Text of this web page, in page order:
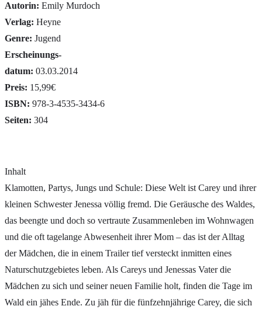
Autorin: Emily Murdoch
Verlag: Heyne
Genre: Jugend
Erscheinungs-
datum: 03.03.2014
Preis: 15,99€
ISBN: 978-3-4535-3434-6
Seiten: 304
Inhalt
Klamotten, Partys, Jungs und Schule: Diese Welt ist Carey und ihrer
kleinen Schwester Jenessa völlig fremd. Die Geräusche des Waldes,
das beengte und doch so vertraute Zusammenleben im Wohnwagen
und die oft tagelange Abwesenheit ihrer Mom – das ist der Alltag
der Mädchen, die in einem Trailer tief versteckt inmitten eines
Naturschutzgebietes leben. Als Careys und Jenessas Vater die
Mädchen zu sich und seiner neuen Familie holt, finden die Tage im
Wald ein jähes Ende. Zu jäh für die fünfzehnjährige Carey, die sich